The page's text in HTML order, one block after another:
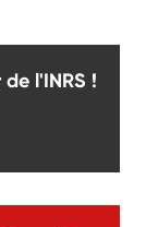
l'INRS !